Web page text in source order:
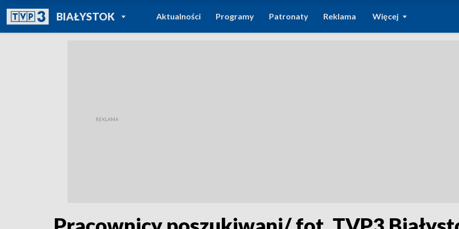
BIAŁYSTOKPOWRÓT DO
TVP REGIONY
Aktualności Programy Patronaty Reklama Więcej